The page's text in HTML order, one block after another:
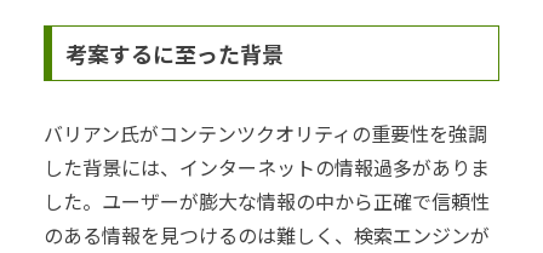
考案するに至った背景
バリアン氏がコンテンツクオリティの重要性を強調
した背景には、インターネットの情報過多がありま
した。ユーザーが膨大な情報の中から正確で信頼性
のある情報を見つけるのは難しく、検索エンジンが